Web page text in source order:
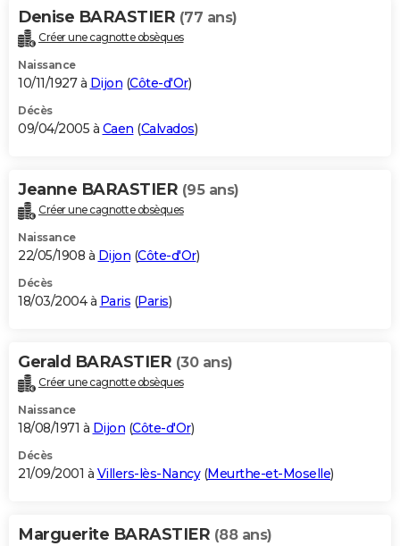
Denise BARASTIER (77 ans)
Créer une cagnotte obsèques
Naissance
10/11/1927 à Dijon (Côte-d'Or)
Décès
09/04/2005 à Caen (Calvados)
Jeanne BARASTIER (95 ans)
Créer une cagnotte obsèques
Naissance
22/05/1908 à Dijon (Côte-d'Or)
Décès
18/03/2004 à Paris (Paris)
Gerald BARASTIER (30 ans)
Créer une cagnotte obsèques
Naissance
18/08/1971 à Dijon (Côte-d'Or)
Décès
21/09/2001 à Villers-lès-Nancy(Meurthe-et-Moselle)
Marguerite BARASTIER (88 ans)